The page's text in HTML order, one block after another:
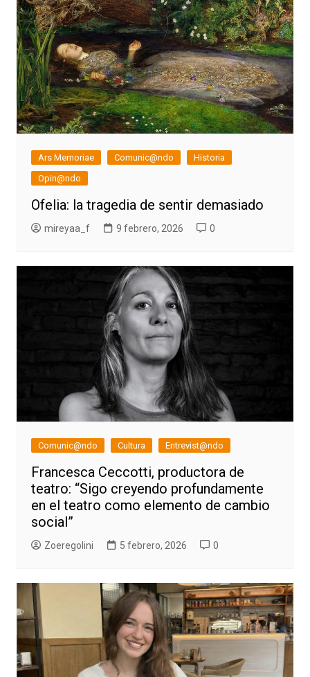
Ars Memoriae Comunic@ndo
Historia
Opin@ndo
Ofelia: la tragedia de sentir demasiado
mireyaa_f 9 febrero, 2026 0
Comunic@ndo Cultura Entrevist@ndo
Francesca Ceccotti, productora de
teatro: “Sigo creyendo profundamente
en el teatro como elemento de cambio
social”
Zoeregolini 5 febrero, 2026 0